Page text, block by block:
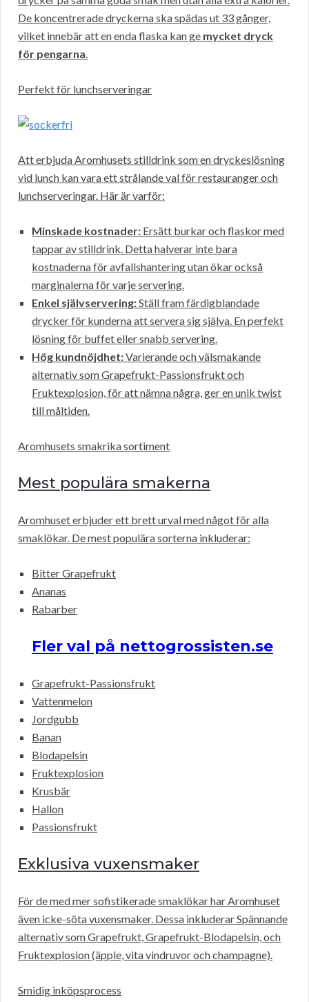
De koncentrerade dryckerna ska spädas ut 33 gånger,
vilket innebär att en enda flaska kan ge mycket dryck
för pengarna.
Perfekt för lunchserveringar
Att erbjuda Aromhusets stilldrink som en dryckeslösning
vid lunch kan vara ett strålande val för restauranger och
lunchserveringar. Här är varför:
Minskade kostnader: Ersätt burkar och flaskor med
tappar av stilldrink. Detta halverar inte bara
kostnaderna för avfallshantering utan ökar också
marginalerna för varje servering.
Enkel självservering:Ställ fram färdigblandade
drycker för kunderna att servera sig själva. En perfekt
lösning för buffet eller snabb servering.
Hög kundnöjdhet:Varierande och välsmakande
alternativ som Grapefrukt-Passionsfrukt och
Fruktexplosion, för att nämna några, ger en unik twist
till måltiden.
Aromhusets smakrika sortiment
Mest populära smakerna
Aromhuset erbjuder ett brett urval med något för alla
smaklökar. De mest populära sorterna inkluderar:
Bitter Grapefrukt
Ananas
Rabarber
Fler val på nettogrossisten.se
Grapefrukt-Passionsfrukt
Vattenmelon
Jordgubb
Banan
Blodapelsin
Fruktexplosion
Krusbär
Hallon
Passionsfrukt
Exklusiva vuxensmaker
För de med mer sofistikerade smaklökar har Aromhuset
även icke-söta vuxensmaker. Dessa inkluderar Spännande
alternativ som Grapefrukt, Grapefrukt-Blodapelsin, och
Fruktexplosion (äpple, vita vindruvor och champagne).
Smidig inköpsprocess